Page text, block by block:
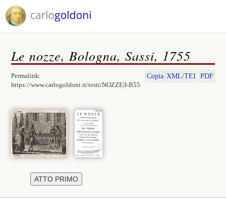
Le nozze, Bologna, Sassi, 1755
Permalink:
https://www.carlogoldoni.it/testi/NOZZE|I-B55
Copia XML/TEI PDF